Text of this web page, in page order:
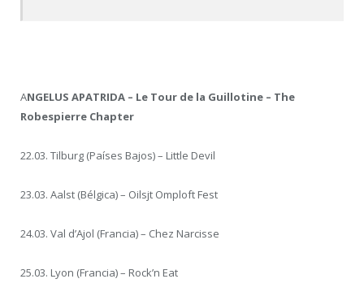
ANGELUS APATRIDA – Le Tour de la Guillotine – The
Robespierre Chapter
22.03. Tilburg (Países Bajos) – Little Devil
23.03. Aalst (Bélgica) – Oilsjt Omploft Fest
24.03. Val d’Ajol (Francia) – Chez Narcisse
25.03. Lyon (Francia) – Rock’n Eat